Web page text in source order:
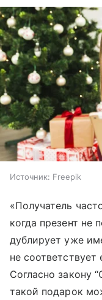
Источник: Freepik
«Получатель
когда презент не
дублирует уже
не
Согласно закону
такой подарок